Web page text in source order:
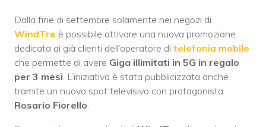
Dalla fine di settembre solamente nei negozi di
WindTre è possibile attivare una nuova promozione
dedicata ai già clienti dell’operatore di telefonia mobile
che permette di avere Giga illimitati in 5G in regalo
per 3 mesi. L’iniziativa è stata pubblicizzata anche
tramite un nuovo spot televisivo con protagonista
Rosario Fiorello.